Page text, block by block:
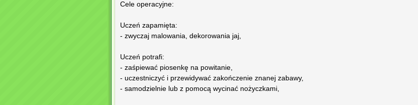
Cele operacyjne:
Uczeń zapamięta:
- zwyczaj malowania, dekorowania jaj,
Uczeń potrafi:
- zaśpiewać piosenkę na powitanie,
- uczestniczyć i przewidywać zakończenie znanej zabawy,
- samodzielnie lub z pomocą wycinać nożyczkami,